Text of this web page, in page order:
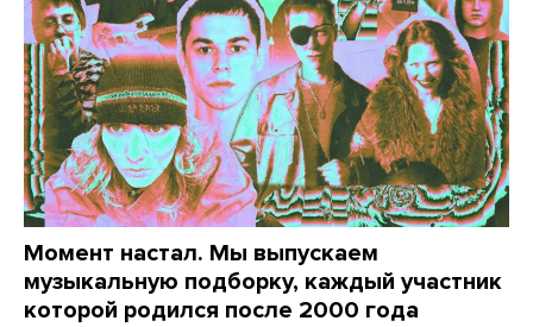
Момент настал. Мы выпускаем
музыкальную подборку, каждый участник
которой родился после 2000 года